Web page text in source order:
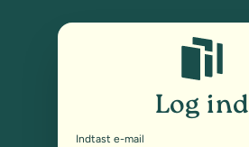
Log ind
Indtast e-mail